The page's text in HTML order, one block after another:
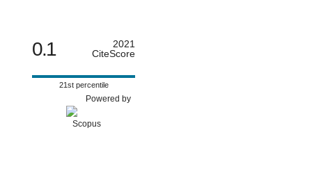
0.1
2021
CiteScore
21st percentile
Powered by